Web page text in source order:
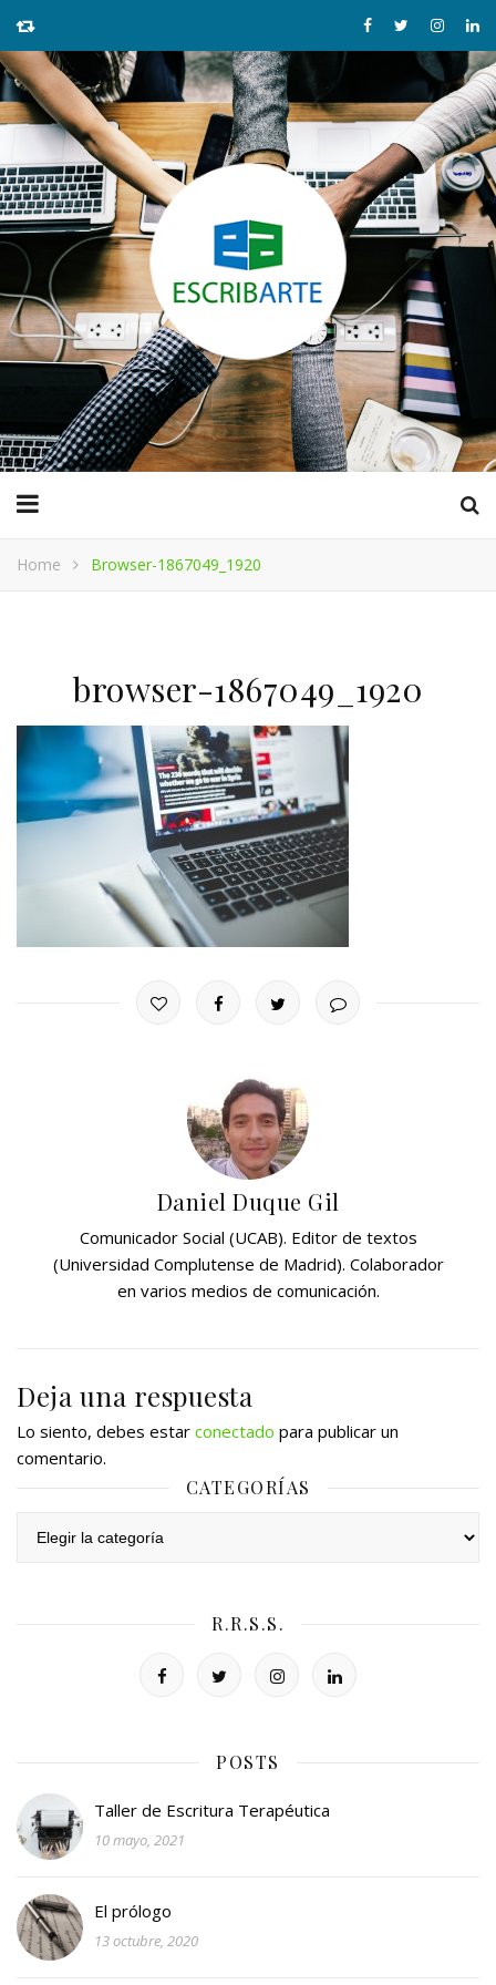
Home Browser-1867049_1920
browser-1867049_1920
Daniel Duque Gil
Comunicador Social (UCAB). Editor de textos
(Universidad Complutense de Madrid). Colaborador
en varios medios de comunicación.
Deja una respuesta
Lo siento, debes estar conectado para publicar un
comentario.
CATEGORÍAS
R.R.S.S.
POSTS
Taller de Escritura Terapéutica
10 mayo, 2021
El prólogo
13 octubre, 2020